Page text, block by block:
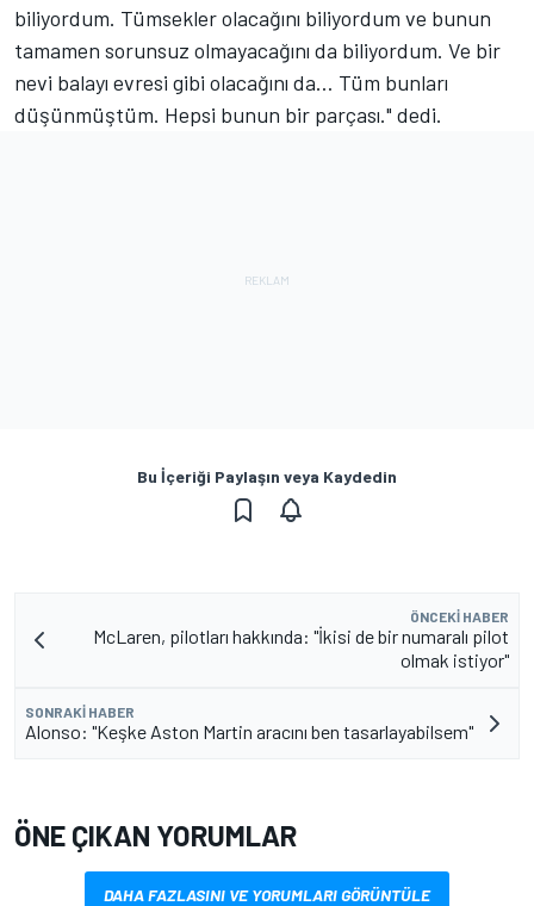
biliyordum. Tümsekler olacağını biliyordum ve bunun
tamamen sorunsuz olmayacağını da biliyordum. Ve bir
nevi balayı evresi gibi olacağını da… Tüm bunları
düşünmüştüm. Hepsi bunun bir parçası." dedi.
Bu İçeriği Paylaşın veya Kaydedin
ÖNCEKI HABER
McLaren, pilotları hakkında: "İkisi de bir numaralı pilot
olmak istiyor"
SONRAKI HABER
Alonso: "Keşke Aston Martin aracını ben tasarlayabilsem"
ÖNE ÇIKAN YORUMLAR
DAHA FAZLASINI VE YORUMLARI GÖRÜNTÜLE